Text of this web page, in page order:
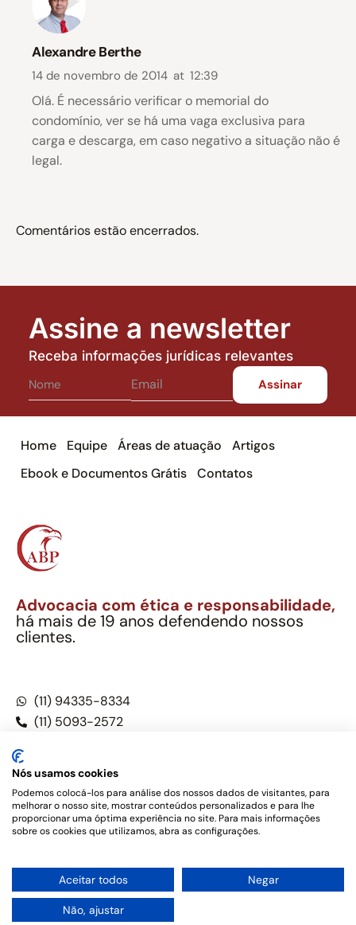
Alexandre Berthe
14 de novembro de 2014 at 12:39
Olá. É necessário verificar o memorial do
condomínio, ver se há uma vaga exclusiva para
carga e descarga, em caso negativo a situação não é
legal.
Comentários estão encerrados.
Assine a newsletter
Receba informações jurídicas relevantes
Home Equipe Áreas de atuação
Artigos
Ebook e Documentos Grátis
Contatos
Advocacia com ética e responsabilidade,
há mais de 19 anos defendendo nossos
clientes.
(11) 94335-8334
(11) 5093-2572
Este site não é um produto Meta Platforms, Inc., Google LLC,
tampouco oferece serviços públicos oficiais. Somos um
o Código de Ética e Disciplina da OAB do Brasil – Alexandre
Berthe Pinto Soc. de Adv, OAB/SP nº 22477 –Política de
Privacidade e Termos de uso
Tudo bem?
Nós usamos cookies
Podemos colocá-los para análise dos nossos dados de visitantes, para
melhorar o nosso site, mostrar conteúdos personalizados e para lhe
proporcionar uma óptima experiência no site. Para mais informações
sobre os cookies que utilizamos, abra as configurações.
Aceitar todos Negar
Não, ajustar